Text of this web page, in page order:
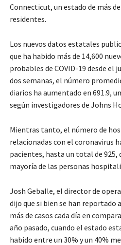
Connecticut, un estado de más
residentes.
Los nuevos datos estatales
que ha habido más de 14,600
probables de COVID-19 desde el
dos semanas, el número
diarios ha aumentado en 691.9,
según investigadores de Johns
Mientras tanto, el número de
relacionadas con el coronavirus
pacientes, hasta un total de 925,
mayoría de las personas
Josh Geballe, el director de
dijo que si bien se han reportado
más de casos cada día en
año pasado, cuando el estado
habido entre un 30% y un 40%